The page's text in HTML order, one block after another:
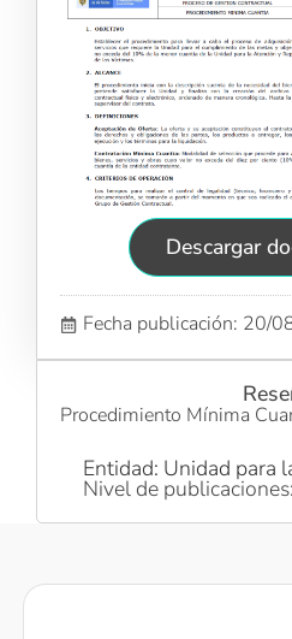
Descargar
Fecha publicación: 20/
Procedimiento Mínima
Entidad: Unidad para
Nivel de